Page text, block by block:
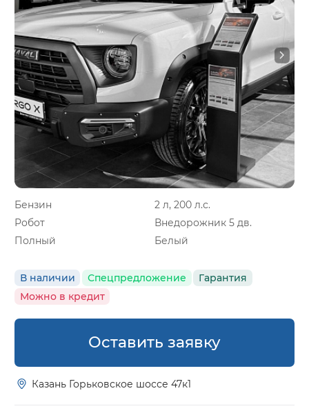
Бензин
2 л, 200 л.с.
Робот
Внедорожник 5 дв.
Полный
Белый
В наличии Спецпредложение
Гарантия
Можно в кредит
Оставить заявку
Казань Горьковское шоссе 47к1